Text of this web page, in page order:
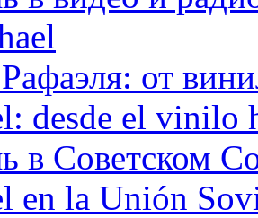
от
desde el vinilo
в Советском
en la Unión